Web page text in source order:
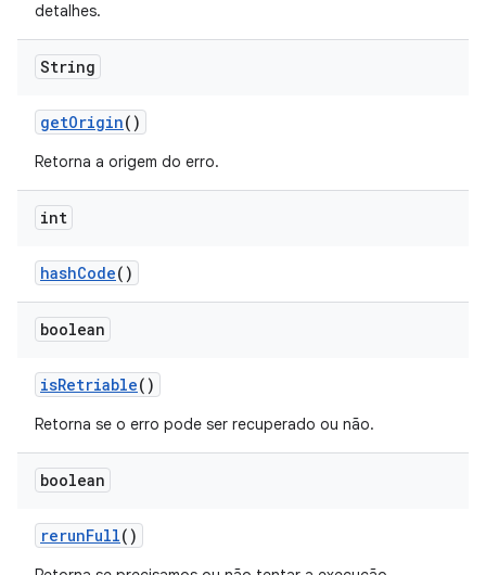
detalhes.
String
getOrigin()
Retorna a origem do erro.
int
hashCode()
boolean
isRetriable()
Retorna se o erro pode ser recuperado ou não.
boolean
rerunFull()